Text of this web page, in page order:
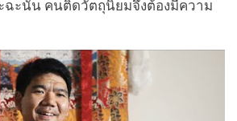
ะฉะนั้น คนติดวัตถุนิยมจึงต้องมีความ